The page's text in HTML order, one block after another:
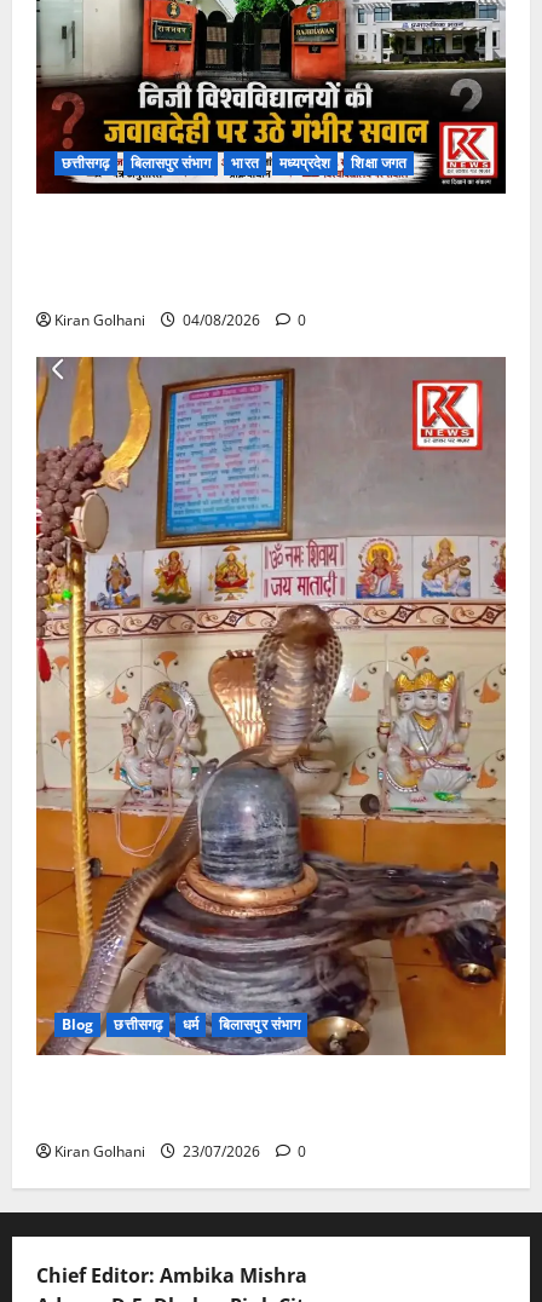
छत्तीसगढ़ बिलासपुर संभाग भारत मध्यप्रदेश शिक्षा जगत
Kiran Golhani 04/08/2026 0
Blog छत्तीसगढ़ धर्म बिलासपुर संभाग
Kiran Golhani 23/07/2026 0
Chief Editor: Ambika Mishra